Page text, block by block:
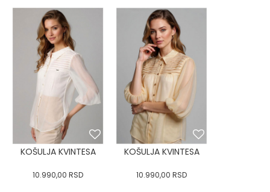
KOŠULJA KVINTESA
10.990,00 RSD
KOŠULJA KVINTESA
10.990,00 RSD